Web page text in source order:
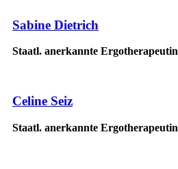
Sabine Dietrich
Staatl. anerkannte Ergotherapeutin
Celine Seiz
Staatl. anerkannte Ergotherapeutin